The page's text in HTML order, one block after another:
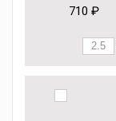
710 ₽